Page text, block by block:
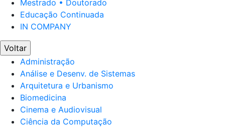
Mestrado • Doutorado
Educação Continuada
IN COMPANY
Voltar
Administração
Análise e Desenv. de Sistemas
Arquitetura e Urbanismo
Biomedicina
Cinema e Audiovisual
Ciência da Computação